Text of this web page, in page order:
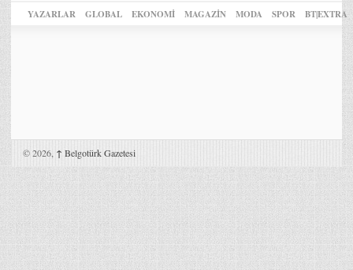
YAZARLAR GLOBAL EKONOMİ MAGAZİN MODA SPOR BT|EXTRA
© 2026, ↑ Belgotürk Gazetesi